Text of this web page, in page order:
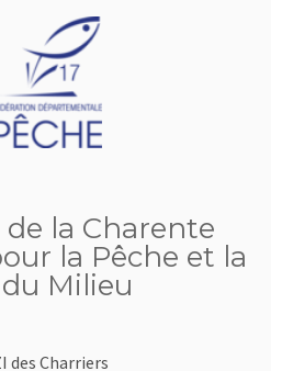
la Charente
la Pêche et la
Milieu
des Charriers